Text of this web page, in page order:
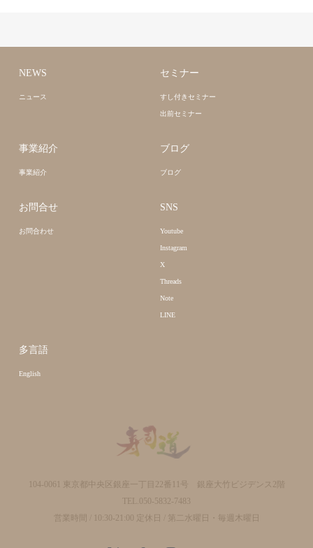
NEWS
ニュース
セミナー
すし付きセミナー
出前セミナー
事業紹介
事業紹介
ブログ
ブログ
お問合せ
お問合わせ
SNS
Youtube
Instagram
X
Threads
Note
LINE
多言語
English
104-0061 東京都中央区銀座一丁目22番11号 銀座大竹ビジデンス2階
TEL.050-5832-7483
営業時間 / 10:30-21:00 定休日 / 第二水曜日・毎週木曜日